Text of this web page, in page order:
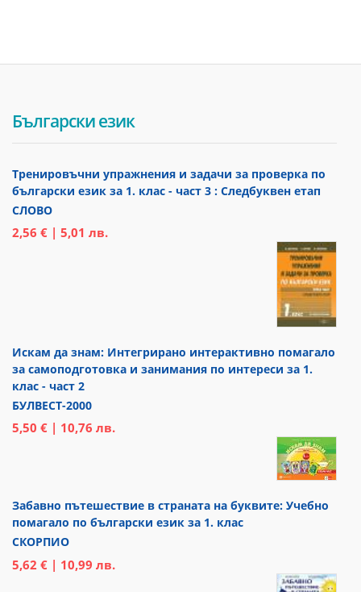
Български език
Тренировъчни упражнения и задачи за проверка по
български език за 1. клас - част 3 : Следбуквен етап
СЛОВО
2,56 € | 5,01 лв.
Искам да знам: Интегрирано интерактивно помагало
за самоподготовка и занимания по интереси за 1.
клас - част 2
БУЛВЕСТ-2000
5,50 € | 10,76 лв.
Забавно пътешествие в страната на буквите: Учебно
помагало по български език за 1. клас
СКОРПИО
5,62 € | 10,99 лв.